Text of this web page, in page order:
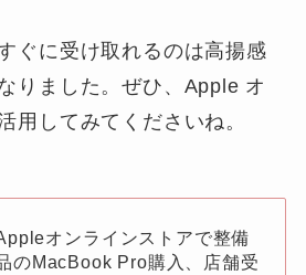
ぐに受け取れるのは高揚感
りました。ぜひ、Apple オ
用してみてくださいね。
オンラインストアで整備
のMacBook Pro購入、店舗受